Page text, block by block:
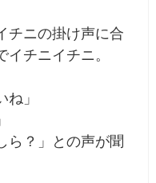
チニの掛け声に合
チニイチニ。
」
ら？」との声が聞